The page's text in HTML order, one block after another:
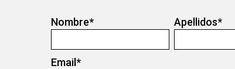
Nombre* Apellidos*
Email*